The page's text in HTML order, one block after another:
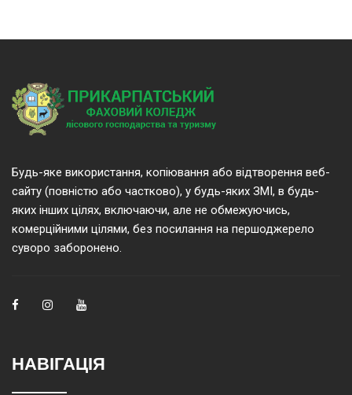
Будь-яке використання, копіювання або відтворення веб-
сайту (повністю або частково), у будь-яких ЗМІ, в будь-
яких інших цілях, включаючи, але не обмежуючись,
комерційними цілями, без посилання на першоджерело
суворо заборонено.
НАВІГАЦІЯ